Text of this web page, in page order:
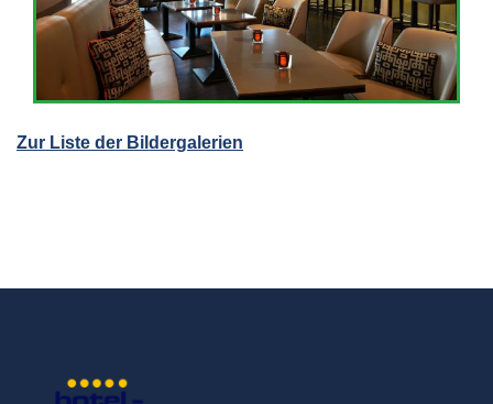
Zur Liste der Bildergalerien